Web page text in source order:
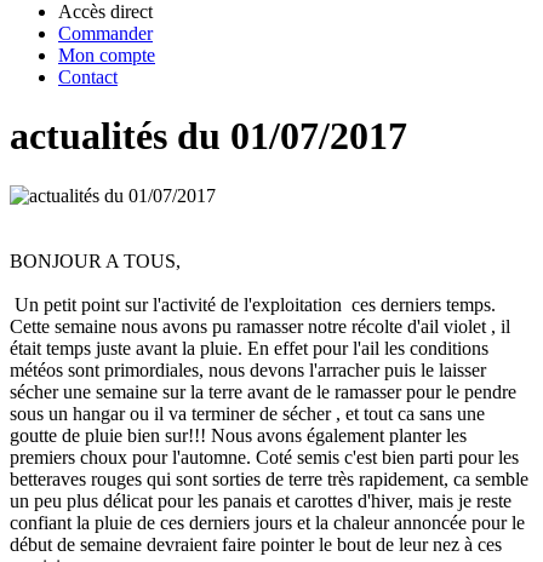
Accès direct
Commander
Mon compte
Contact
actualités du 01/07/2017
BONJOUR A TOUS,
Un petit point sur l'activité de l'exploitation ces derniers temps.
Cette semaine nous avons pu ramasser notre récolte d'ail violet , il
était temps juste avant la pluie. En effet pour l'ail les conditions
météos sont primordiales, nous devons l'arracher puis le laisser
sécher une semaine sur la terre avant de le ramasser pour le pendre
sous un hangar ou il va terminer de sécher , et tout ca sans une
goutte de pluie bien sur!!! Nous avons également planter les
premiers choux pour l'automne. Coté semis c'est bien parti pour les
betteraves rouges qui sont sorties de terre très rapidement, ca semble
un peu plus délicat pour les panais et carottes d'hiver, mais je reste
confiant la pluie de ces derniers jours et la chaleur annoncée pour le
début de semaine devraient faire pointer le bout de leur nez à ces